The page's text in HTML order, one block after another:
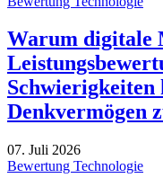
Warum digitale
Schwierigkeiten
Denkvermögen
07. Juli 2026
Bewertung Technologie